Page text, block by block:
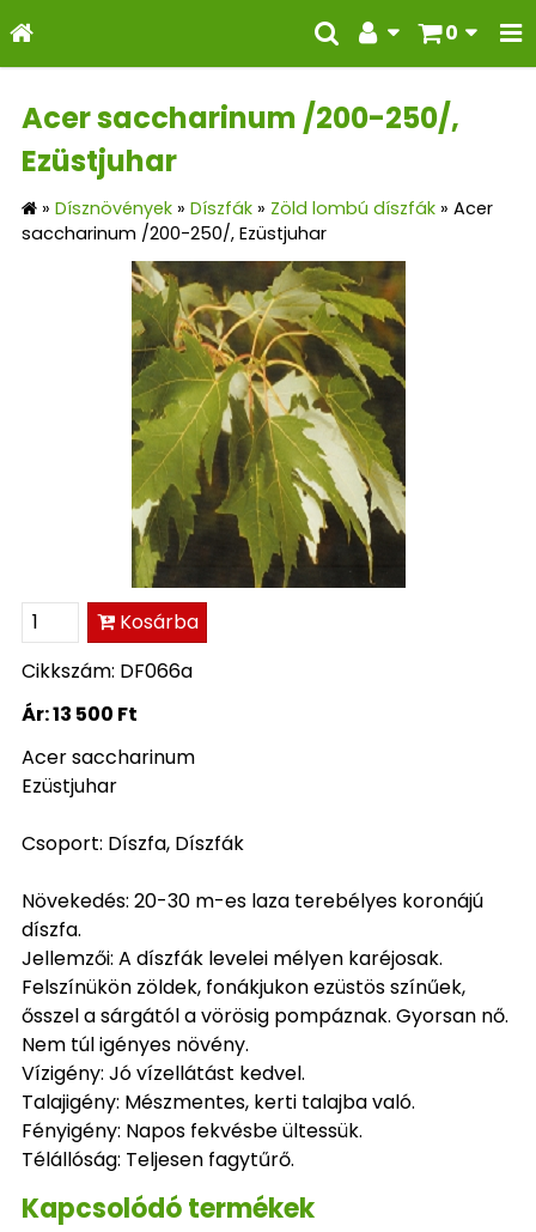
0
Acer saccharinum /200-250/,
Ezüstjuhar
» Dísznövények » Díszfák » Zöld lombú díszfák » Acer
saccharinum /200-250/, Ezüstjuhar
Kosárba
Cikkszám: DF066a
Ár:13 500 Ft
Acer saccharinum
Ezüstjuhar
Csoport: Díszfa, Díszfák
Növekedés: 20-30 m-es laza terebélyes koronájú
díszfa.
Jellemzői: A díszfák levelei mélyen karéjosak.
Felszínükön zöldek, fonákjukon ezüstös színűek,
ősszel a sárgától a vörösig pompáznak. Gyorsan nő.
Nem túl igényes növény.
Vízigény: Jó vízellátást kedvel.
Talajigény: Mészmentes, kerti talajba való.
Fényigény: Napos fekvésbe ültessük.
Télállóság: Teljesen fagytűrő.
Kapcsolódó termékek